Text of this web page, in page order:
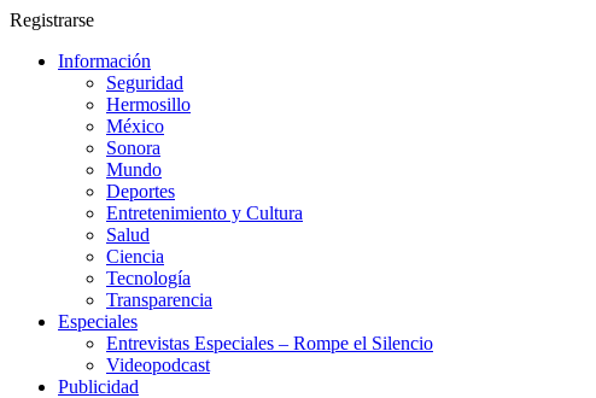
Registrarse
Información
Seguridad
Hermosillo
México
Sonora
Mundo
Deportes
Entretenimiento y Cultura
Salud
Ciencia
Tecnología
Transparencia
Especiales
Entrevistas Especiales – Rompe el Silencio
Videopodcast
Publicidad